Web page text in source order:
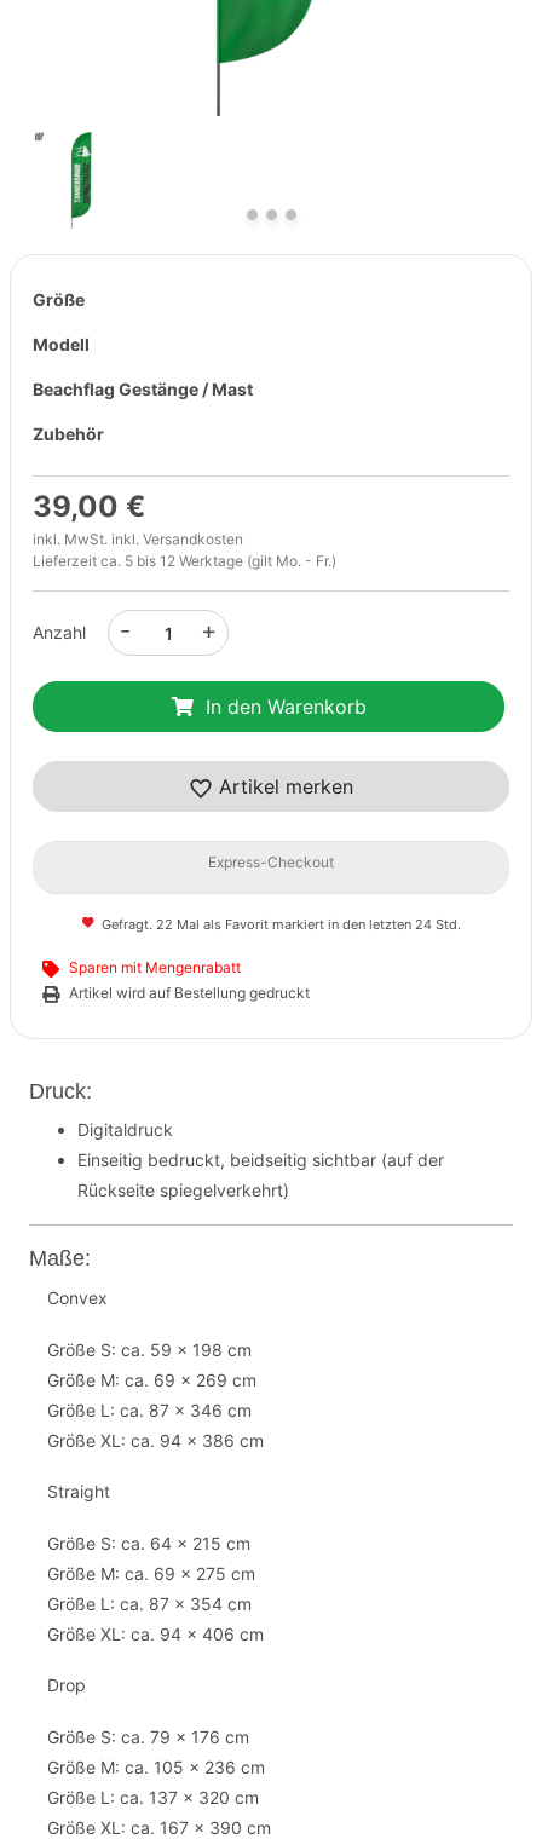
Größe
Modell
Beachflag Gestänge / Mast
Zubehör
39,00 €
inkl. MwSt. inkl. Versandkosten
Lieferzeit ca. 5 bis 12 Werktage (gilt Mo. - Fr.)
Anzahl +
-
In den Warenkorb
Artikel merken
Express-Checkout
Gefragt. 22 Mal als Favorit markiert in den letzten 24 Std.
Sparen mit Mengenrabatt
Artikel wird auf Bestellung gedruckt
Druck:
Digitaldruck
Einseitig bedruckt, beidseitig sichtbar (auf der
Rückseite spiegelverkehrt)
Maße:
Convex
Größe S: ca. 59 x 198 cm
Größe M: ca. 69 x 269 cm
Größe L: ca. 87 x 346 cm
Größe XL: ca. 94 x 386 cm
Straight
Größe S: ca. 64 x 215 cm
Größe M: ca. 69 x 275 cm
Größe L: ca. 87 x 354 cm
Größe XL: ca. 94 x 406 cm
Drop
Größe S: ca. 79 x 176 cm
Größe M: ca. 105 x 236 cm
Größe L: ca. 137 x 320 cm
Größe XL: ca. 167 x 390 cm